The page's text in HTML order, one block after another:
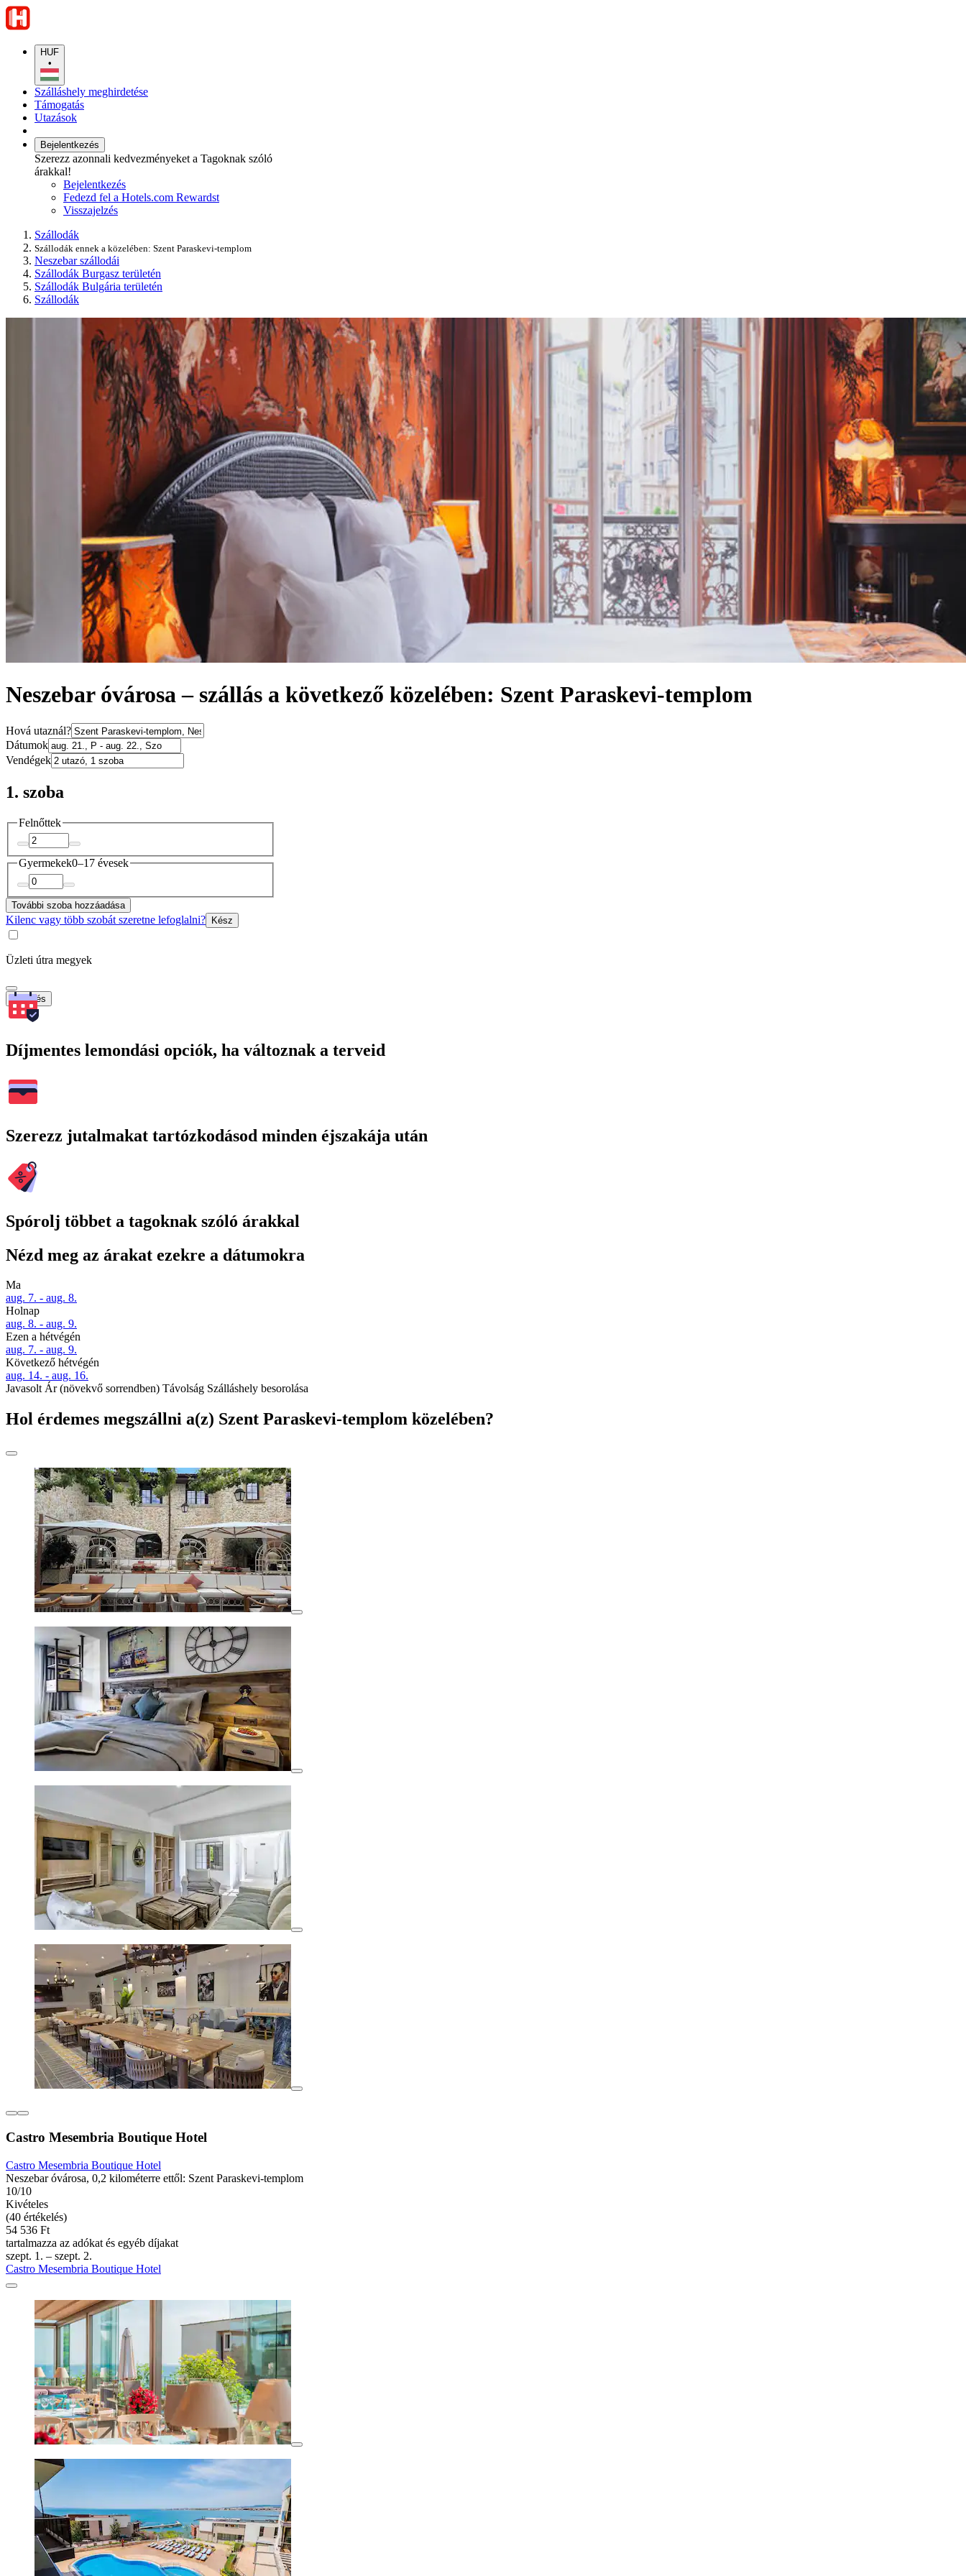
HUF
•
Szálláshely meghirdetése
Támogatás
Utazások
Bejelentkezés
Szerezz azonnali kedvezményeket a Tagoknak szóló
árakkal!
Bejelentkezés
Fedezd fel a Hotels.com Rewardst
Visszajelzés
Szállodák
Szállodák ennek a közelében: Szent Paraskevi-templom
Neszebar szállodái
Szállodák Burgasz területén
Szállodák Bulgária területén
Szállodák
Neszebar óvárosa – szállás a következő közelében: Szent Paraskevi-templom
Hová utaznál?
Dátumok
Vendégek
1. szoba
Felnőttek
Gyermekek0–17 évesek
További szoba hozzáadása
Kilenc vagy több szobát szeretne lefoglalni? Kész
Üzleti útra megyek
Keresés
Díjmentes lemondási opciók, ha változnak a terveid
Szerezz jutalmakat tartózkodásod minden éjszakája után
Spórolj többet a tagoknak szóló árakkal
Nézd meg az árakat ezekre a dátumokra
Ma
aug. 7. - aug. 8.
Holnap
aug. 8. - aug. 9.
Ezen a hétvégén
aug. 7. - aug. 9.
Következő hétvégén
aug. 14. - aug. 16.
Javasolt Ár (növekvő sorrendben) Távolság Szálláshely besorolása
Hol érdemes megszállni a(z) Szent Paraskevi-templom közelében?
Castro Mesembria Boutique Hotel
Castro Mesembria Boutique Hotel
Neszebar óvárosa, 0,2 kilométerre ettől: Szent Paraskevi-templom
10/10
Kivételes
(40 értékelés)
54 536 Ft
tartalmazza az adókat és egyéb díjakat
szept. 1. – szept. 2.
Castro Mesembria Boutique Hotel